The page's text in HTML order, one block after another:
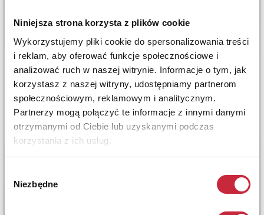
Niniejsza strona korzysta z plików cookie
Wykorzystujemy pliki cookie do spersonalizowania treści
i reklam, aby oferować funkcje społecznościowe i
analizować ruch w naszej witrynie. Informacje o tym, jak
korzystasz z naszej witryny, udostępniamy partnerom
społecznościowym, reklamowym i analitycznym.
Partnerzy mogą połączyć te informacje z innymi danymi
otrzymanymi od Ciebie lub uzyskanymi podczas
korzystania z ich usług.
zgody
Niezbędne